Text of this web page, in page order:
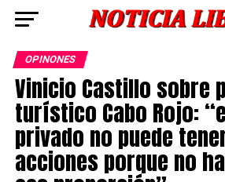
OPINONES
Vinicio Castillo sobre
turístico Cabo Rojo:
privado no puede
acciones porque no